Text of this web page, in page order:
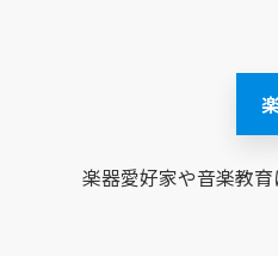
楽器愛好家や音楽教